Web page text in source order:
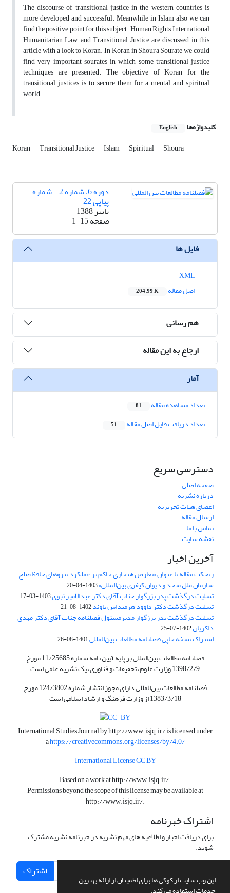
این وب سایت از کوکی ها برای اطمینان از ارائه بهترین
The discourse of transitional justice in the western countries is
more developed and successful. Meanwhile in Islam also we can
find the positive point for this subject. Human Rights, International
Humanitarian Law, and Transitional Justice are discussed in this
article with a look to Koran. In Koran in Shoura Sourate we could
find very important sourates in which some transitional justice
techniques are presented. The objective of Koran for the
transitional justices is to secure them for a mental and spiritual
world.
کلیدواژه‌ها English
Koran Transitional Justice Islam Spiritual Shoura
دوره 6، شماره 2 - شماره
پیاپی 22
پاییز 1388
صفحه1-15
فایل ها
اصل مقاله
204.99 K
هم رسانی
ارجاع به این مقاله
آمار
تعداد مشاهده مقاله 81
تعداد دریافت فایل اصل مقاله 51
دسترسی سریع
صفحه اصلی
درباره نشریه
اعضای هیات تحریریه
ارسال مقاله
تماس با ما
نقشه سایت
آخرین اخبار
ریجکت مقاله با عنوان «تعارض هنجاری حاکم بر عملکرد نیروهای حافظ صلح
سازمان ملل متحد و دیوان کیفری بین‌المللی»1403-04-20
تسلیت درگذشت پدر بزرگوار جناب آقای دکتر عبدالامیر نبوی1403-03-17
تسلیت درگذشت دکتر داوود هرمیداس باوند1402-08-21
تسلیت درگذشت پدر برزگوار مدیرمسئول فصلنامه جناب آقای دکتر مهدی
ذاکریان1402-07-25
اشتراک نسخه چاپی فصلنامه مطالعات بین‌المللی1401-08-26
فصلنامه مطالعات بین‌المللی بر پایه آیین نامه شماره 11/25685 مورخ
1398/2/9 وزارت علوم، تحقیقات و فناوری، یک نشریه علمی است
فصلنامه مطالعات بین‌المللی دارای مجوز انتشار شماره 124/3802 مورخ
1383/3/18 از وزارت فرهنگ و ارشاد اسلامی است
International Studies Journal byhttp://www.isjq.ir/is licensed under
ahttps://creativecommons.org/licenses/by/4.0/
International License CC BY
Based on a work athttp://www.isjq.ir/.
Permissions beyond the scope of this license may be available at
http://www.isjq.ir/.
اشتراک خبرنامه
برای دریافت اخبار و اطلاعیه های مهم نشریه در خبرنامه نشریه مشترک
شوید.
اشتراک